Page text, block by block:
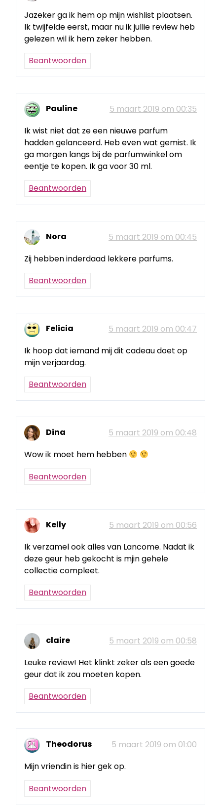
Jazeker ga ik hem op mijn wishlist plaatsen.
Ik twijfelde eerst, maar nu ik jullie review heb
gelezen wil ik hem zeker hebben.
Beantwoorden
Pauline
5 maart 2019 om 00:35
Ik wist niet dat ze een nieuwe parfum
hadden gelanceerd. Heb even wat gemist. Ik
ga morgen langs bij de parfumwinkel om
eentje te kopen. Ik ga voor 30 ml.
Beantwoorden
Nora
5 maart 2019 om 00:45
Zij hebben inderdaad lekkere parfums.
Beantwoorden
Felicia
5 maart 2019 om 00:47
Ik hoop dat iemand mij dit cadeau doet op
mijn verjaardag.
Beantwoorden
Dina
5 maart 2019 om 00:48
Wow ik moet hem hebben
Beantwoorden
Kelly
5 maart 2019 om 00:56
Ik verzamel ook alles van Lancome. Nadat ik
deze geur heb gekocht is mjin gehele
collectie compleet.
Beantwoorden
claire
5 maart 2019 om 00:58
Leuke review! Het klinkt zeker als een goede
geur dat ik zou moeten kopen.
Beantwoorden
Theodorus
5 maart 2019 om 01:00
Mijn vriendin is hier gek op.
Beantwoorden